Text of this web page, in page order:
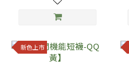
新色上市